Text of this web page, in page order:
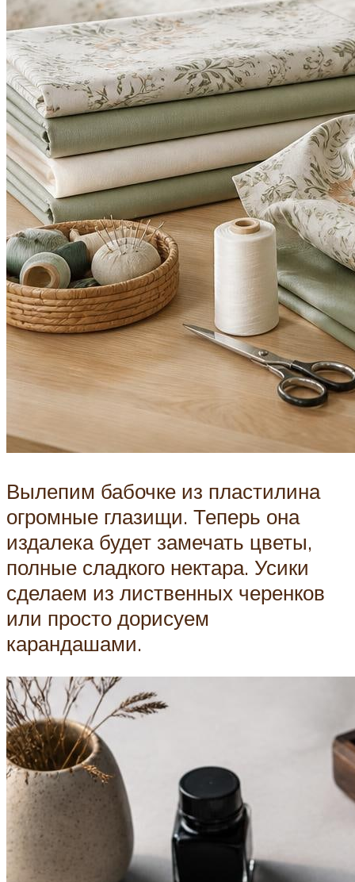
Вылепим бабочке из пластилина
огромные глазищи. Теперь она
издалека будет замечать цветы,
полные сладкого нектара. Усики
сделаем из лиственных черенков
или просто дорисуем
карандашами.